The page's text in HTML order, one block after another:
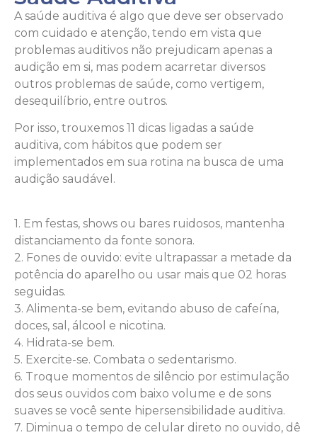
A saúde auditiva é algo que deve ser observado
com cuidado e atenção, tendo em vista que
problemas auditivos não prejudicam apenas a
audição em si, mas podem acarretar diversos
outros problemas de saúde, como vertigem,
desequilíbrio, entre outros.
Por isso, trouxemos 11 dicas ligadas a saúde
auditiva, com hábitos que podem ser
implementados em sua rotina na busca de uma
audição saudável.
1. Em festas, shows ou bares ruidosos, mantenha
distanciamento da fonte sonora.
2. Fones de ouvido: evite ultrapassar a metade da
potência do aparelho ou usar mais que 02 horas
seguidas.
3. Alimenta-se bem, evitando abuso de cafeína,
doces, sal, álcool e nicotina.
4. Hidrata-se bem.
5. Exercite-se. Combata o sedentarismo.
6. Troque momentos de silêncio por estimulação
dos seus ouvidos com baixo volume e de sons
suaves se você sente hipersensibilidade auditiva.
7. Diminua o tempo de celular direto no ouvido, dê